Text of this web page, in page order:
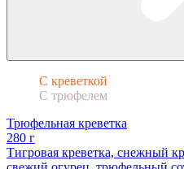
С креветкой
С трюфелем
Трюфельная креветка
280 г
Тигровая креветка, снежный